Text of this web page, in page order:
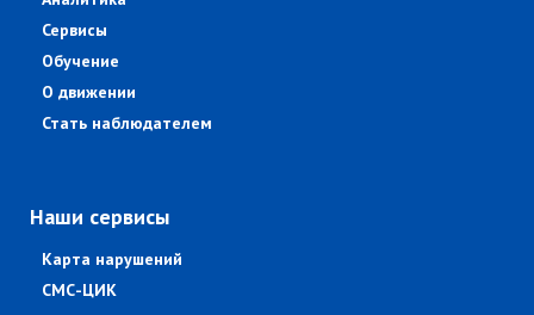
Сервисы
Обучение
О движении
Стать наблюдателем
Наши сервисы
Карта нарушений
СМС-ЦИК